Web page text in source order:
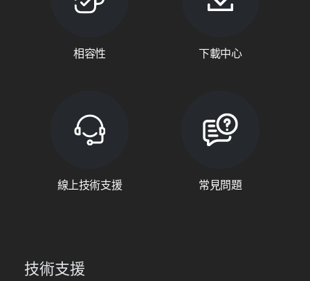
相容性 下載中心
線上技術支援 常見問題
技術支援